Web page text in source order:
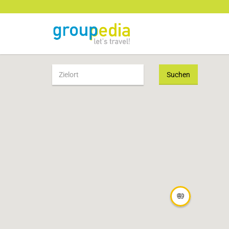
Suchen